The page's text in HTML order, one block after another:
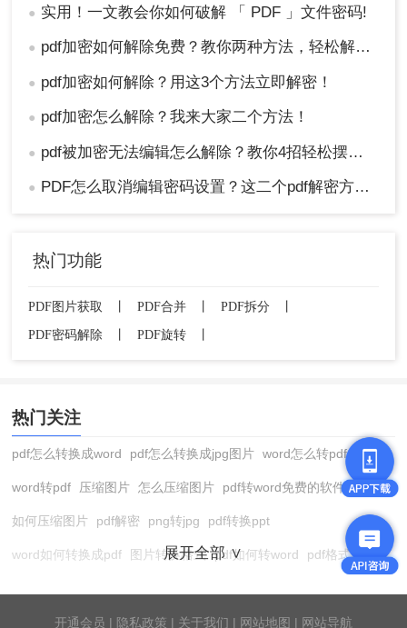
理
捷
复杂
用户评价：99.5%的用户评价"解密快速，操作简
投票）
六、常见问题解答（FAQ）
任意格式转换（PDF转Word、PDF转Excel
Q：解密后原文件会被修改吗？
✅ A：不会！解密仅移除权限限制，内容与原
Q：如何判断PDF是哪种加密？
✅ A：打开PDF时提示"需要密码"→打开密码；
● 实用！一文教会你如何破解 「 PDF 」文件密码!
● pdf加密如何解除免费？教你两种方法，轻松解锁pdf文件！
● pdf加密如何解除？用这3个方法立即解密！
● pdf加密怎么解除？我来大家二个方法！
● pdf被加密无法编辑怎么解除？教你4招轻松摆平！
● PDF怎么取消编辑密码设置？这二个pdf解密方法一定要码住！
热门功能
PDF图片获取 PDF合并 PDF拆分
PDF密码解除
PDF旋转
热门关注
pdf怎么转换成word pdf怎么转换成jpg图片 word怎么转pdf
word转pdf 压缩图片 怎么压缩图片 pdf转word免费的软件
如何压缩图片 pdf解密 png转jpg pdf转换ppt
word如何转换成pdf 图片转换格式 pdf如何转word pdf格式转换
pdf转cad 图片压缩软件 jpg转换成pdf 在线word转pdf
展开全部 ∨
开通会员 | 隐私政策 | 关于我们 | 网站地图 | 网站导航